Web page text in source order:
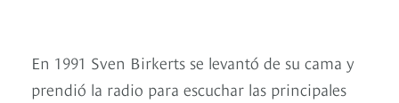
En 1991 Sven Birkerts se levantó de su cama y
prendió la radio para escuchar las principales